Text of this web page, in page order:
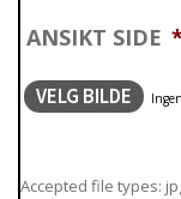
ANSIKT SIDE
VELG BILDE
Accepted file types: